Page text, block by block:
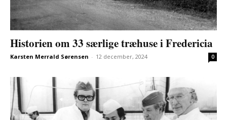
Historien om 33 særlige træhuse i Fredericia
Karsten Merrald Sørensen - 12 december, 2024 0